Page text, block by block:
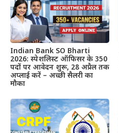
Indian Bank SO Bharti
2026: स्पेशलिस्ट ऑफिसर के 350
पदों पर आवेदन शुरू, 28 अप्रैल तक
अप्लाई करें – अच्छी सैलरी का
मौका